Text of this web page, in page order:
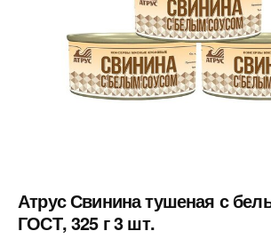
Атрус Свинина тушеная с
ГОСТ, 325 г 3 шт.